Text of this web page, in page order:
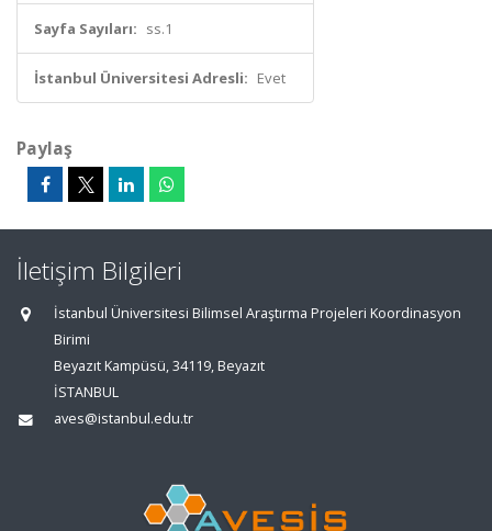
Sayfa Sayıları: ss.1
İstanbul Üniversitesi Adresli: Evet
Paylaş
İletişim Bilgileri
İstanbul Üniversitesi Bilimsel Araştırma Projeleri Koordinasyon
Birimi
Beyazıt Kampüsü, 34119, Beyazıt
İSTANBUL
aves@istanbul.edu.tr